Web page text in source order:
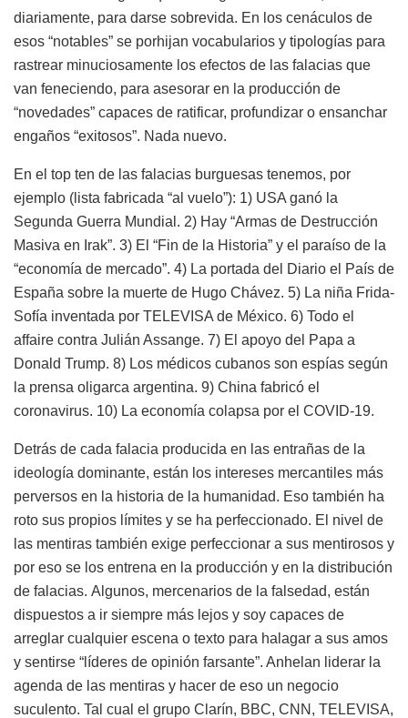
diariamente, para darse sobrevida. En los cenáculos de
esos “notables” se porhijan vocabularios y tipologías para
rastrear minuciosamente los efectos de las falacias que
van feneciendo, para asesorar en la producción de
“novedades” capaces de ratificar, profundizar o ensanchar
engaños “exitosos”. Nada nuevo.
En el top ten de las falacias burguesas tenemos, por
ejemplo (lista fabricada “al vuelo”): 1) USA ganó la
Segunda Guerra Mundial. 2) Hay “Armas de Destrucción
Masiva en Irak”. 3) El “Fin de la Historia” y el paraíso de la
“economía de mercado”. 4) La portada del Diario el País de
España sobre la muerte de Hugo Chávez. 5) La niña Frida-
Sofía inventada por TELEVISA de México. 6) Todo el
affaire contra Julián Assange. 7) El apoyo del Papa a
Donald Trump. 8) Los médicos cubanos son espías según
la prensa oligarca argentina. 9) China fabricó el
coronavirus. 10) La economía colapsa por el COVID-19.
Detrás de cada falacia producida en las entrañas de la
ideología dominante, están los intereses mercantiles más
perversos en la historia de la humanidad. Eso también ha
roto sus propios límites y se ha perfeccionado. El nivel de
las mentiras también exige perfeccionar a sus mentirosos y
por eso se los entrena en la producción y en la distribución
de falacias. Algunos, mercenarios de la falsedad, están
dispuestos a ir siempre más lejos y soy capaces de
arreglar cualquier escena o texto para halagar a sus amos
y sentirse “líderes de opinión farsante”. Anhelan liderar la
agenda de las mentiras y hacer de eso un negocio
suculento. Tal cual el grupo Clarín, BBC, CNN, TELEVISA,